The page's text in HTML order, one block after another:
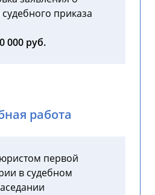
приказа
000 руб.
работа
первой
в судебном